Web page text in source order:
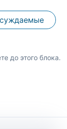
до этого блока.